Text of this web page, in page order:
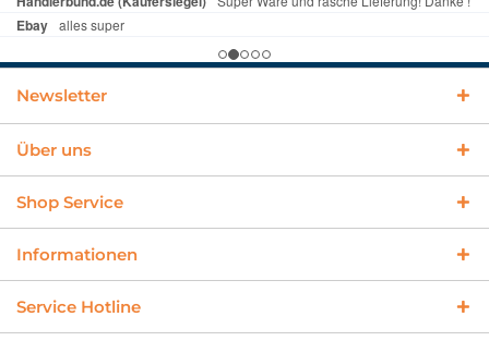
Newsletter
Über uns
Shop Service
Informationen
Service Hotline